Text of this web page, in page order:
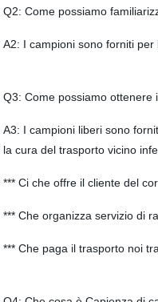
Q2: Come possiamo
A2: I campioni sono forniti per
Q3: Come possiamo ottenere
A3: I campioni liberi sono
la cura del trasporto vicino
*** Ci che offre il cliente del
*** Che organizza servizio di
*** Che paga il trasporto noi